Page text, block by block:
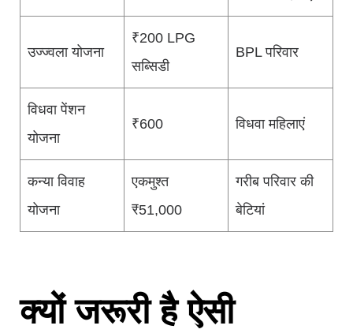
उज्ज्वला योजना
₹200 LPG
सब्सिडी
BPL परिवार
विधवा पेंशन
योजना
₹600 विधवा महिलाएं
कन्या विवाह
योजना
एकमुश्त
₹51,000
गरीब परिवार की
बेटियां
क्यों जरूरी है ऐसी